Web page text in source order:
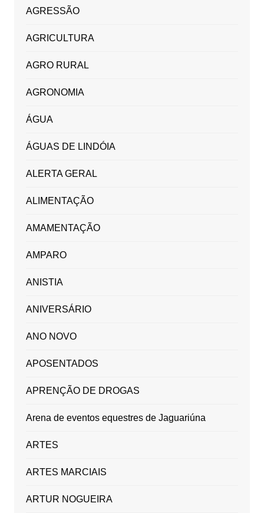
AGRESSÃO
AGRICULTURA
AGRO RURAL
AGRONOMIA
ÁGUA
ÁGUAS DE LINDÓIA
ALERTA GERAL
ALIMENTAÇÃO
AMAMENTAÇÃO
AMPARO
ANISTIA
ANIVERSÁRIO
ANO NOVO
APOSENTADOS
APRENÇÃO DE DROGAS
Arena de eventos equestres de Jaguariúna
ARTES
ARTES MARCIAIS
ARTUR NOGUEIRA